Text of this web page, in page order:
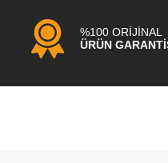
%100 ORİJİNAL
ÜRÜN